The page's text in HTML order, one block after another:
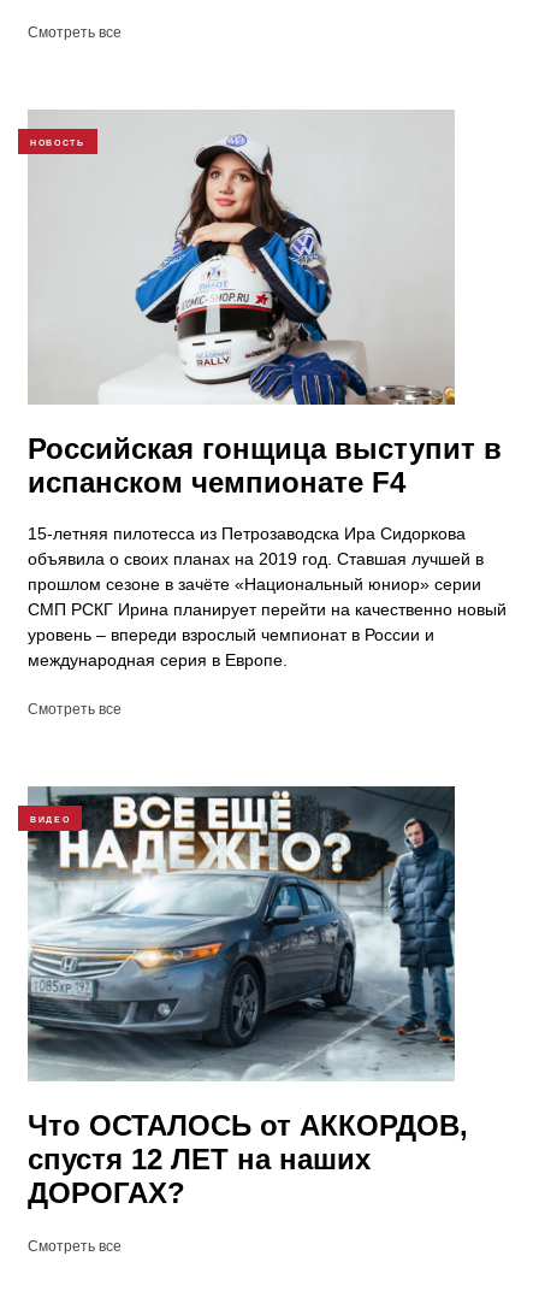
Смотреть все
НОВОСТЬ
Российская гонщица выступит в
испанском чемпионате F4
15-летняя пилотесса из Петрозаводска Ира Сидоркова
объявила о своих планах на 2019 год. Ставшая лучшей в
прошлом сезоне в зачёте «Национальный юниор» серии
СМП РСКГ Ирина планирует перейти на качественно новый
уровень – впереди взрослый чемпионат в России и
международная серия в Европе.
Смотреть все
ВИДЕО
Что ОСТАЛОСЬ от АККОРДОВ,
спустя 12 ЛЕТ на наших
ДОРОГАХ?
Смотреть все